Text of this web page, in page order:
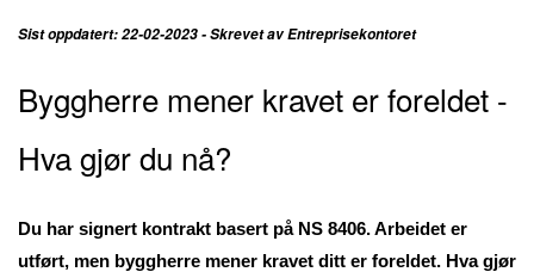
Sist oppdatert: 22-02-2023 - Skrevet av Entreprisekontoret
Byggherre mener kravet er foreldet -
Hva gjør du nå?
Du har signert kontrakt basert på NS 8406. Arbeidet er
utført, men byggherre mener kravet ditt er foreldet. Hva gjør